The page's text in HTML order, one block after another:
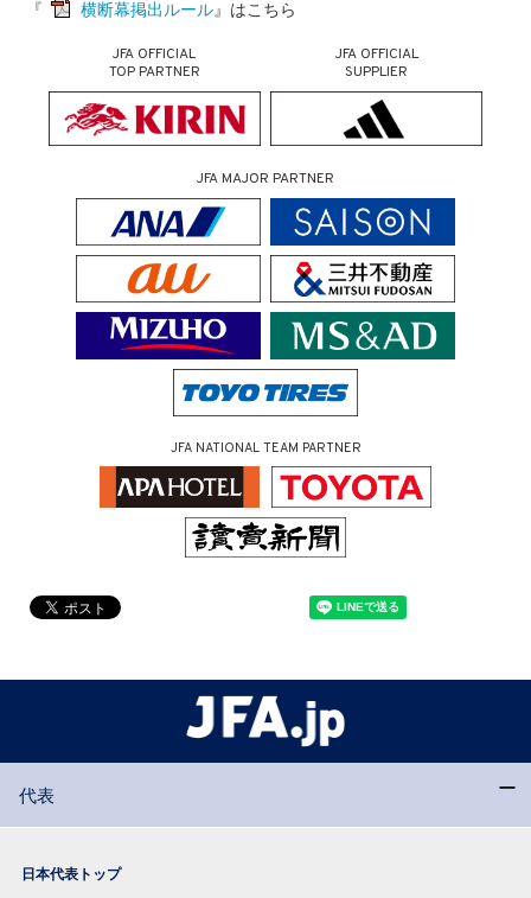
『 横断幕掲出ルール』はこちら
JFA OFFICIAL
TOP PARTNER
JFA OFFICIAL
SUPPLIER
JFA MAJOR PARTNER
JFA NATIONAL TEAM PARTNER
代表
日本代表トップ